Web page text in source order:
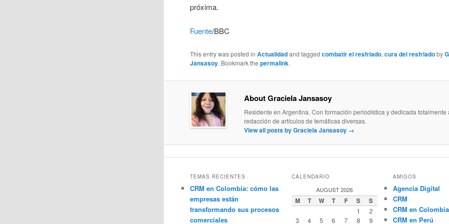
próxima.
Fuente/BBC
This entry was posted inActualidadand taggedcombatir el resfriado,cura del resfriadoby
Jansasoy. Bookmark thepermalink.
About Graciela Jansasoy
Residente en Argentina. Con formación periodística y dedicada totalmente
redacción de artículos de temáticas diversas.
View all posts by Graciela Jansasoy →
TEMAS RECIENTES
CRM en Colombia: cómo las
empresas están
transformando sus procesos
comerciales
CALENDARIO
AUGUST 2026
M T W T F S S
1
2
3
4 5 6 7 8 9
AMIGOS
Agencia Digital
CRM
CRM en Colombia
CRM en Perú